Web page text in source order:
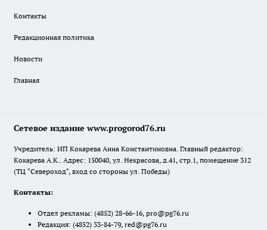
Контакты
Редакционная политика
Новости
Главная
Сетевое издание www.progorod76.ru
Учредитель: ИП Кокарева Анна Константиновна. Главный редактор:
Кокарева А.К.. Адрес: 150040, ул. Некрасова, д.41, стр.1, помещение 312
(ТЦ "Североход", вход со стороны ул. Победы)
Контакты:
Отдел рекламы: (4852) 28-66-16, pro@pg76.ru
Редакция: (4852) 33-84-79, red@pg76.ru